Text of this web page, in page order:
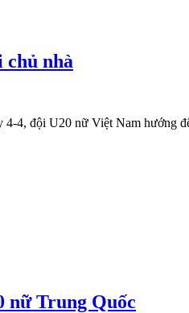
chủ nhà
4, đội U20 nữ Việt Nam hướng
nữ Trung Quốc